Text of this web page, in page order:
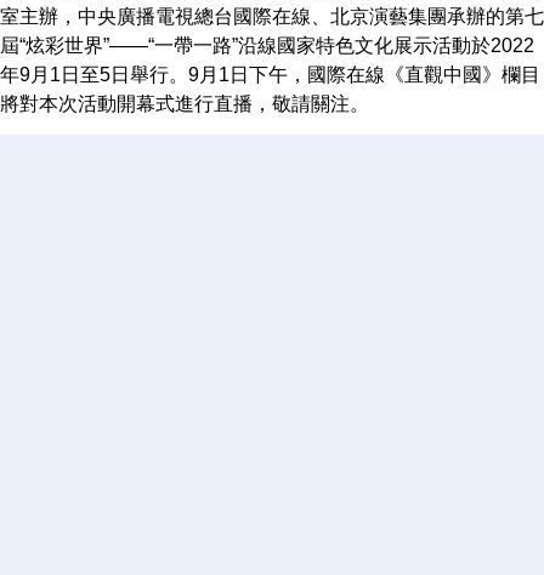
室主辦，中央廣播電視總台國際在線、北京演藝集團承辦的第七
屆“炫彩世界”——“一帶一路”沿線國家特色文化展示活動於2022
年9月1日至5日舉行。9月1日下午，國際在線《直觀中國》欄目
將對本次活動開幕式進行直播，敬請關注。